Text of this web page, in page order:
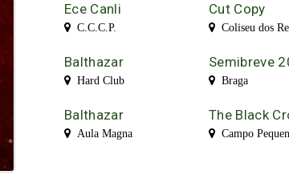
Ece Canli
C.C.C.P.
Cut Copy
Coliseu dos
Balthazar
Hard Club
Semibreve
Braga
Balthazar
Aula Magna
The Black
Campo